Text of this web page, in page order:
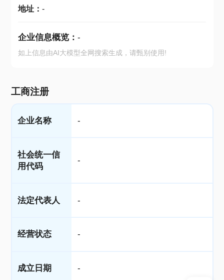
地址： -
企业信息概览： -
如上信息由AI大模型全网搜索生成，请甄别使用!
工商注册
企业名称 -
社会统一信
用代码
-
法定代表人 -
经营状态 -
成立日期 -